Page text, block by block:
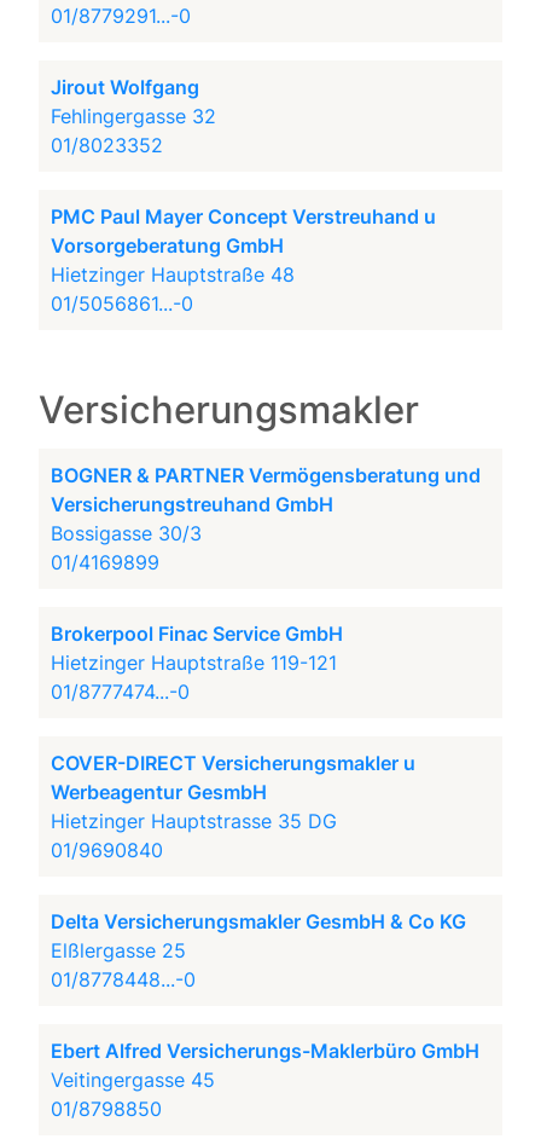
01/8779291...-0
Jirout Wolfgang
Fehlingergasse 32
01/8023352
PMC Paul Mayer Concept Verstreuhand u
Vorsorgeberatung GmbH
Hietzinger Hauptstraße 48
01/5056861...-0
Versicherungsmakler
BOGNER & PARTNER Vermögensberatung und
Versicherungstreuhand GmbH
Bossigasse 30/3
01/4169899
Brokerpool Finac Service GmbH
Hietzinger Hauptstraße 119-121
01/8777474...-0
COVER-DIRECT Versicherungsmakler u
Werbeagentur GesmbH
Hietzinger Hauptstrasse 35 DG
01/9690840
Delta Versicherungsmakler GesmbH & Co KG
Elßlergasse 25
01/8778448...-0
Ebert Alfred Versicherungs-Maklerbüro GmbH
Veitingergasse 45
01/8798850